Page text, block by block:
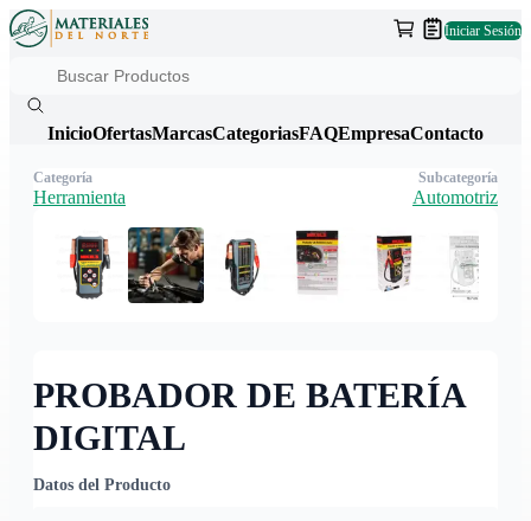
Iniciar Sesión
InicioOfertasMarcasCategoriasFAQEmpresaContacto
PROBADOR DE BATERÍA
DIGITAL
Datos del Producto
Categoría
Herramienta
Subcategoría
Automotriz